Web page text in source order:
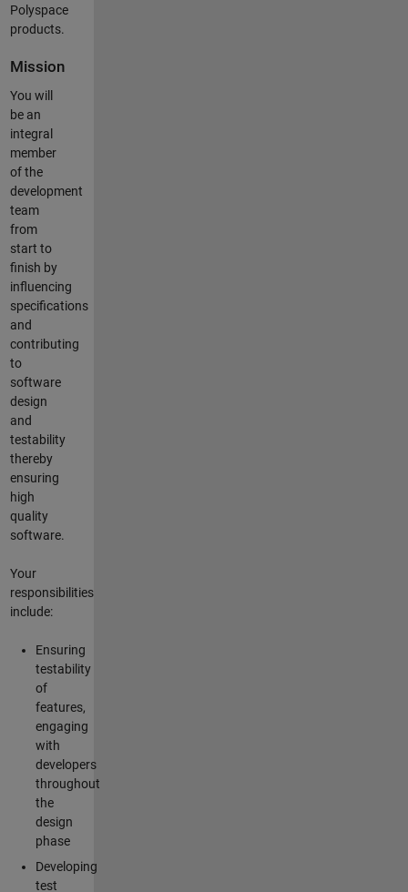
Polyspace
products.
Mission
You will
be an
integral
member
of the
development
team
from
start to
finish by
influencing
specifications
and
contributing
to
software
design
and
testability
thereby
ensuring
high
quality
software.
Your
responsibilities
include:
Ensuring
testability
of
features,
engaging
with
developers
throughout
the
design
phase
Developing
test